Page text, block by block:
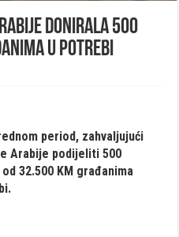
donirala 500
u potrebi
period, zahvaljujući
Arabije podijeliti 500
32.500 KM građanima